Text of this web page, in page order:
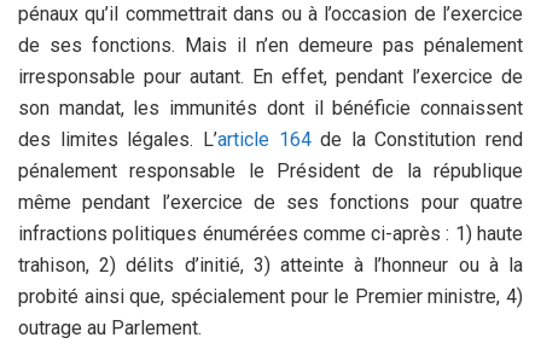
pénaux qu’il commettrait dans ou à l’occasion de l’exercice
de ses fonctions. Mais il n’en demeure pas pénalement
irresponsable pour autant. En effet, pendant l’exercice de
son mandat, les immunités dont il bénéficie connaissent
des limites légales. L’article 164de la Constitution rend
pénalement responsable le Président de la république
même pendant l’exercice de ses fonctions pour quatre
infractions politiques énumérées comme ci-après : 1) haute
trahison, 2) délits d’initié, 3) atteinte à l’honneur ou à la
probité ainsi que, spécialement pour le Premier ministre, 4)
outrage au Parlement.